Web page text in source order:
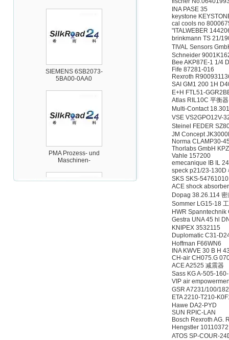
Automation GmbH
INA PASE 35
keystone
cal cools no
"ITALWEBER
brinkmann TS 21/
TIVAL Sensors
Schneider
Bee AKP87E-1 1/4
Fife 87281-016
Rexroth
SAI GM1 200 1H
E+H FTL51-
Atlas RIL10C 平衡器
Multi-Contact
VSE VS2GPO12V-
Steinel FEDER
JM Concept
Norma CLAMP30-
Thorlabs GmbH
Vahle 157200
emecanique IB IL
speck p21/23-130D
SKS SKS-
ACE shock
Dopag 38.26.114 密
Sommer LG15-18
HWR
Gestra UNA 45 hl
KNIPEX 3532115
Duplomatic C31-
Hoffman F66WN6
INA KWVE 30 B H
CH-air CH075.G
ACE A2525 减震器
Sass KG A-505-
VIP air
GSR A7231/100/
ETA 2210-T210-
Hawe DA2-PYD
SUN RPIC-LAN
Bosch Rexroth AG.
Hengstler
ATOS SP-COUR-